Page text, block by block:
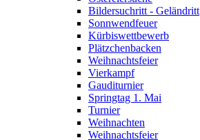
Bildersuchritt - Geländritt
Sonnwendfeuer
Kürbiswettbewerb
Plätzchenbacken
Weihnachtsfeier
Vierkampf
Gauditurnier
Springtag 1. Mai
Turnier
Weihnachten
Weihnachtsfeier